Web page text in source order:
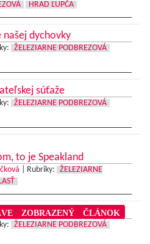
HRAD ĽUPČA
dychovky
ŽELEZIARNE PODBREZOVÁ
súťaže
ŽELEZIARNE PODBREZOVÁ
to je Speakland
Rubriky:
ŽELEZIARNE
ZOBRAZENÝ ČLÁNOK
ŽELEZIARNE PODBREZOVÁ